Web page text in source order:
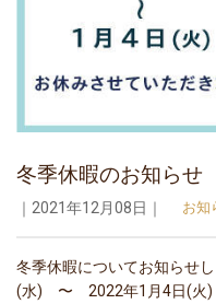
冬季休暇のお知らせ
｜2021年12月08日｜ お知
冬季休暇についてお知らせ
(水) 〜 2022年1月4日(火)